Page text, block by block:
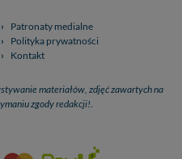
Patronaty medialne
Polityka prywatności
Kontakt
materiałów, zdjęć zawartych na
zgody redakcji!.